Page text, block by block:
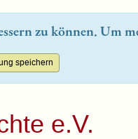
zu können. Um
e.V.